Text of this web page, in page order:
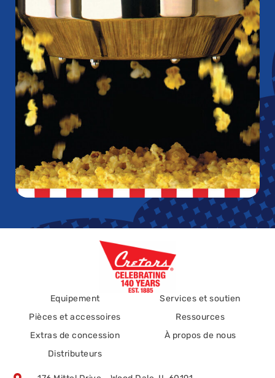
Equipement
Pièces et accessoires
Extras de concession
Distributeurs
Services et soutien
Ressources
À propos de nous